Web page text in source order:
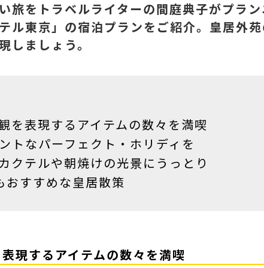
旅をトラベルライターの間庭典子がプラ
ル東京」の宿泊プランをご紹介。皇居外
しましょう。
を表現するアイテムの数々を満喫
トなパーフェクト・ホリディを
クテルや朝焼けの光景にうっとり
おすすめな皇居散策
現するアイテムの数々を満喫